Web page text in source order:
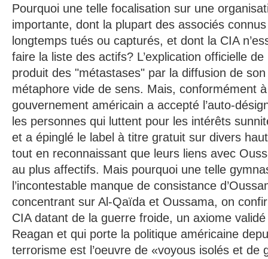
Pourquoi une telle focalisation sur une
importante, dont la plupart des associés
longtemps tués ou capturés, et dont la CIA
faire la liste des actifs? L’explication officielle
produit des "métastases" par la diffusion de
métaphore vide de sens. Mais, conformément
gouvernement américain a accepté l’auto-
les personnes qui luttent pour les intérêts
et a épinglé le label à titre gratuit sur divers
tout en reconnaissant que leurs liens avec
au plus affectifs. Mais pourquoi une telle
l’incontestable manque de consistance
concentrant sur Al-Qaïda et Oussama, on
CIA datant de la guerre froide, un axiome
Reagan et qui porte la politique américaine
terrorisme est l’oeuvre de «voyous isolés et de